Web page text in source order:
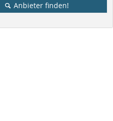
Anbieter finden!